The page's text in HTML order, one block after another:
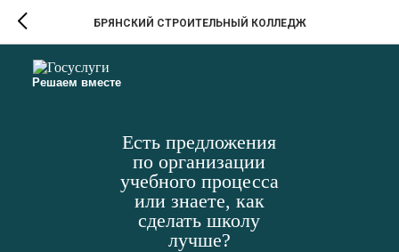
Решаем вместе
Есть предложения
по организации
учебного процесса
или знаете, как
сделать школу
лучше?
БРЯНСКИЙ СТРОИТЕЛЬНЫЙ КОЛЛЕДЖ